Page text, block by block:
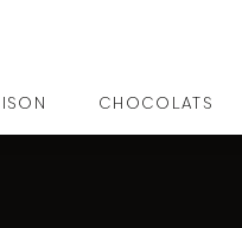
CHOCOLATS